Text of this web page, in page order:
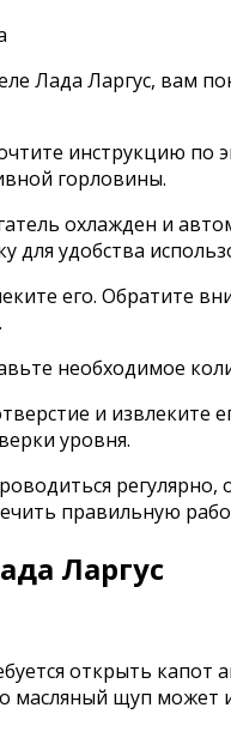
Лада Ларгус, вам
инструкцию
горловины.
охлажден и
удобства
его.
необходимое
и
уровня.
правильную
Ларгус
открыть
масляный щуп